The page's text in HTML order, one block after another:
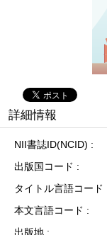
詳細情報
NII書誌ID(NCID)
出版国コード
タイトル言語コード
本文言語コード
出版地